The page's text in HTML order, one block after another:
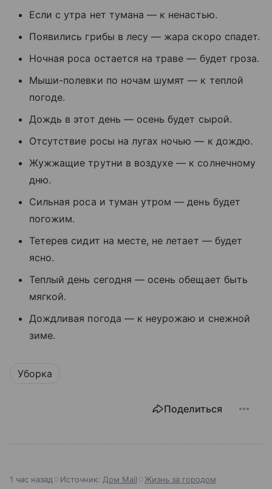
Если с утра нет тумана — к ненастью.
Появились грибы в лесу — жара скоро спадет.
Ночная роса остается на траве — будет гроза.
Мыши-полевки по ночам шумят — к теплой
погоде.
Дождь в этот день — осень будет сырой.
Отсутствие росы на лугах ночью — к дождю.
Жужжащие трутни в воздухе — к солнечному
дню.
Сильная роса и туман утром — день будет
погожим.
Тетерев сидит на месте, не летает — будет
ясно.
Теплый день сегодня — осень обещает быть
мягкой.
Дождливая погода — к неурожаю и снежной
зиме.
Уборка
Поделиться
1 час назад Источник: Дом Mail Жизнь за городом